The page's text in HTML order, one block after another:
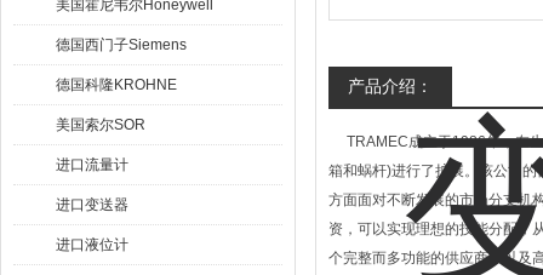
美国霍尼韦尔Honeywell
德国西门子Siemens
德国科隆KROHNE
美国索尔SOR
进口流量计
进口变送器
进口液位计
产品介绍：
TRAMEC成立于1986年，在生
箱和蜗杆)进行了扩展。该公司
方面面对不断发展的市场分支机
资，可以实现理想的技能分配，
个完整而多功能的供应商，以及